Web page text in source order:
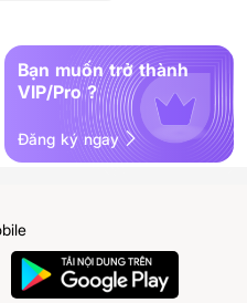
Bạn muốn trở thành
VIP/Pro ?
Đăng ký ngay